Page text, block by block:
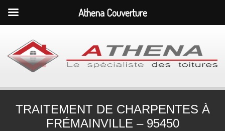
TRAITEMENT DE CHARPENTES À
FRÉMAINVILLE – 95450
Athena Couverture